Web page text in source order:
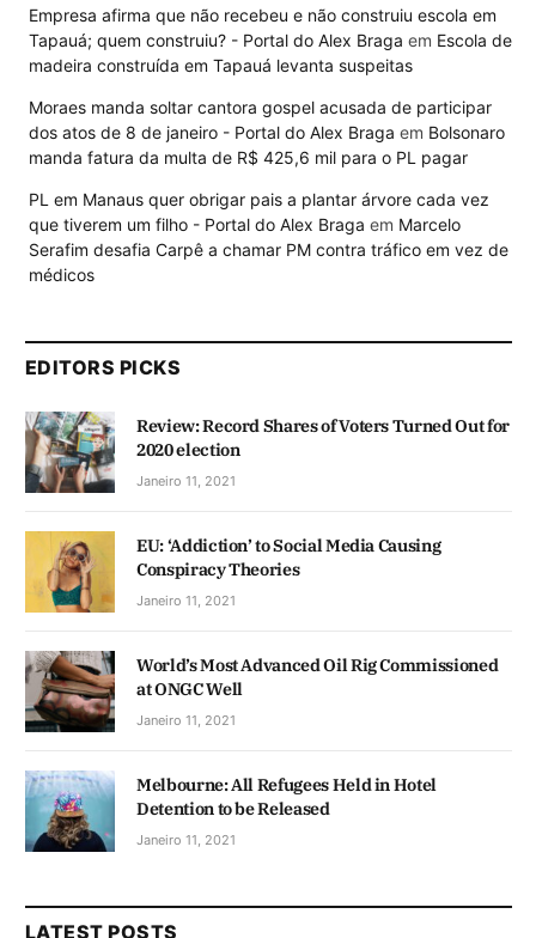
Empresa afirma que não recebeu e não construiu escola em
Tapauá; quem construiu? - Portal do Alex Braga em Escola de
madeira construída em Tapauá levanta suspeitas
Moraes manda soltar cantora gospel acusada de participar
dos atos de 8 de janeiro - Portal do Alex Braga em Bolsonaro
manda fatura da multa de R$ 425,6 mil para o PL pagar
PL em Manaus quer obrigar pais a plantar árvore cada vez
que tiverem um filho - Portal do Alex Braga em Marcelo
Serafim desafia Carpê a chamar PM contra tráfico em vez de
médicos
EDITORS PICKS
Review: Record Shares of Voters Turned Out for
2020 election
Janeiro 11, 2021
EU: ‘Addiction’ to Social Media Causing
Conspiracy Theories
Janeiro 11, 2021
World’s Most Advanced Oil Rig Commissioned
at ONGC Well
Janeiro 11, 2021
Melbourne: All Refugees Held in Hotel
Detention to be Released
Janeiro 11, 2021
LATEST POSTS